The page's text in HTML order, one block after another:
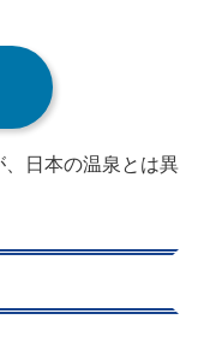
日本の温泉とは異